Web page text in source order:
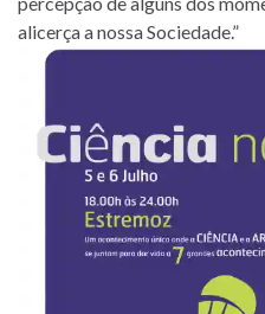
alicerça a nossa Sociedade.”